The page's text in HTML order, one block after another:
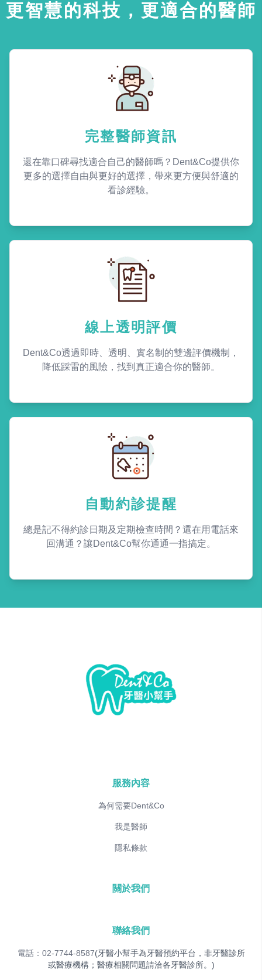
更智慧的科技，更適合的醫師
完整醫師資訊
還在靠口碑尋找適合自己的醫師嗎？Dent&Co提供你
更多的選擇自由與更好的選擇，帶來更方便與舒適的
看診經驗。
線上透明評價
Dent&Co透過即時、透明、實名制的雙邊評價機制，
降低踩雷的風險，找到真正適合你的醫師。
自動約診提醒
總是記不得約診日期及定期檢查時間？還在用電話來
回溝通？讓Dent&Co幫你通通一指搞定。
服務內容
為何需要Dent&Co
我是醫師
隱私條款
關於我們
聯絡我們
電話：02-7744-8587(牙醫小幫手為牙醫預約平台，非牙醫診所
或醫療機構；醫療相關問題請洽各牙醫診所。)